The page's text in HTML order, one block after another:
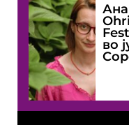
во